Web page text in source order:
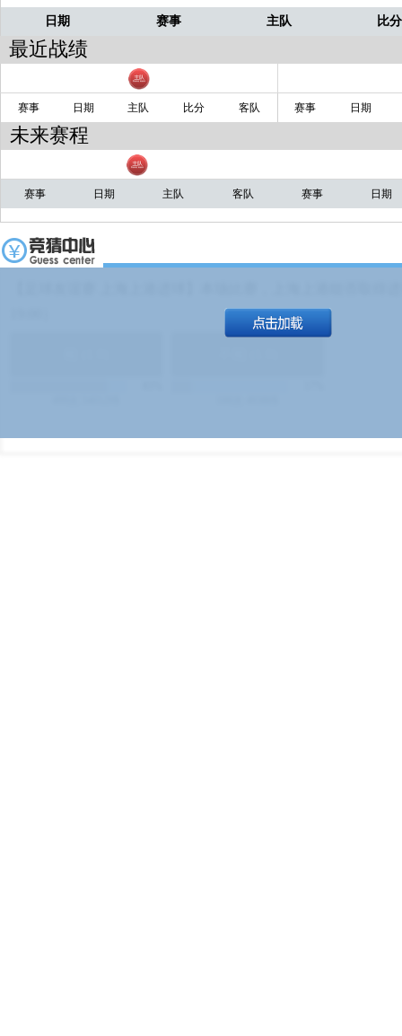
日期 赛事 主队 比分
最近战绩
赛事 日期 主队 比分 客队 赛事 日期
未来赛程
赛事 日期 主队 客队 赛事 日期